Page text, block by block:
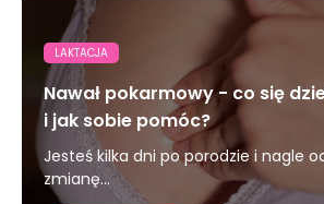
LAKTACJA
Nawał pokarmowy - co się
i jak sobie pomóc?
Jesteś kilka dni po porodzie i nagle
zmianę...